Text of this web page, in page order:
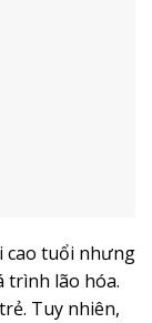
cao tuổi nhưng
trình lão hóa.
Tuy nhiên,